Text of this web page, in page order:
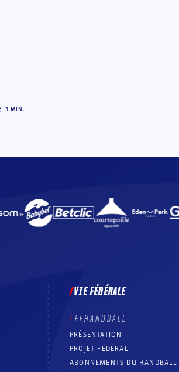
3 MIN.
VIE FÉDÉRALE
FFHANDBALL
PRÉSENTATION
PROJET FÉDÉRAL
ABONNEMENTS DU HANDBALL